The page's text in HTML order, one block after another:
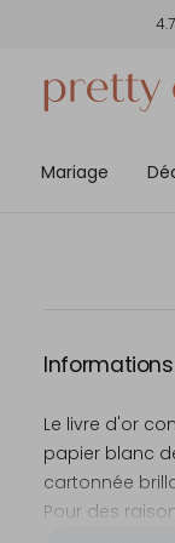
Mariage
Le livre d'or
papier blanc
cartonnée
Pour des